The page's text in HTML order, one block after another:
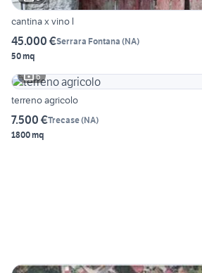
cantina x vino l
45.000 €Serrara Fontana (NA)
50 mq
6
terreno agricolo
7.500 €Trecase(NA)
1800 mq